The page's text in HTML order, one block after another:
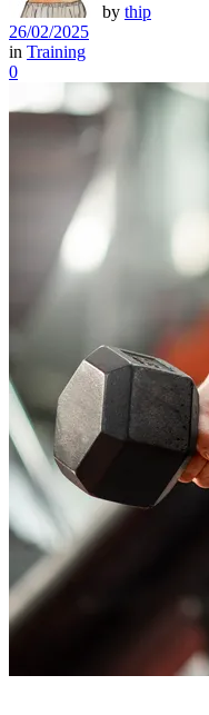
by thip
26/02/2025
in Training
0